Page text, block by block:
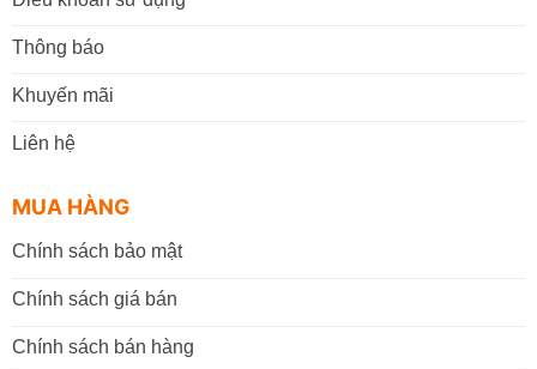
Thông báo
Khuyến mãi
Liên hệ
MUA HÀNG
Chính sách bảo mật
Chính sách giá bán
Chính sách bán hàng